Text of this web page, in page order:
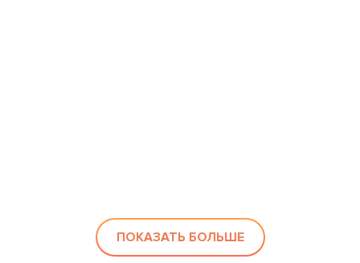
ПОКАЗАТЬ БОЛЬШЕ